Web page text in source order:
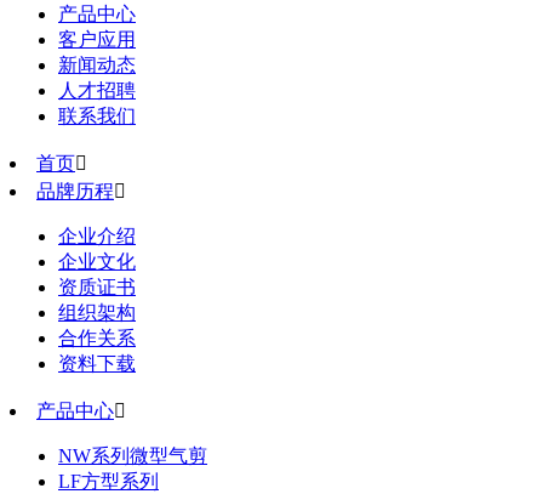
产品中心
客户应用
新闻动态
人才招聘
联系我们
首页
品牌历程
企业介绍
企业文化
资质证书
组织架构
合作关系
资料下载
产品中心
NW系列微型气剪
LF方型系列